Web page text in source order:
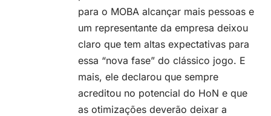
para o MOBA alcançar mais pessoas e
um representante da empresa deixou
claro que tem altas expectativas para
essa “nova fase” do clássico jogo. E
mais, ele declarou que sempre
acreditou no potencial do HoN e que
as otimizações deverão deixar a